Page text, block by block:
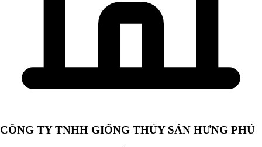
CÔNG TY TNHH GIỐNG THỦY SẢN HƯNG PHÚ